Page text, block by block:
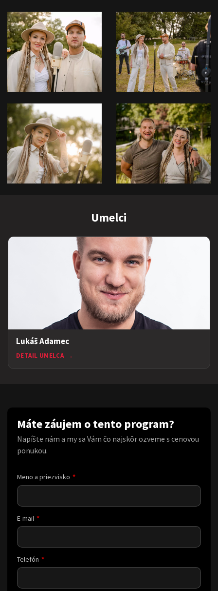
Umelci
Lukáš Adamec
DETAIL UMELCA →
Máte záujem o tento program?
Napíšte nám a my sa Vám čo najskôr ozveme s cenovou
ponukou.
Meno a priezvisko
E-mail
Telefón